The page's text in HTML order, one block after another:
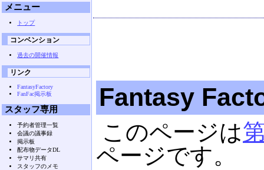
Fantasy
このページは
ページです。
メニュー
トップ
コンベンション
過去の開催情報
リンク
FantasyFactory
FanFac掲示板
スタッフ専用
予約者管理一覧
会議の議事録
掲示板
配布物データDL
サマリ共有
スタッフのメモ